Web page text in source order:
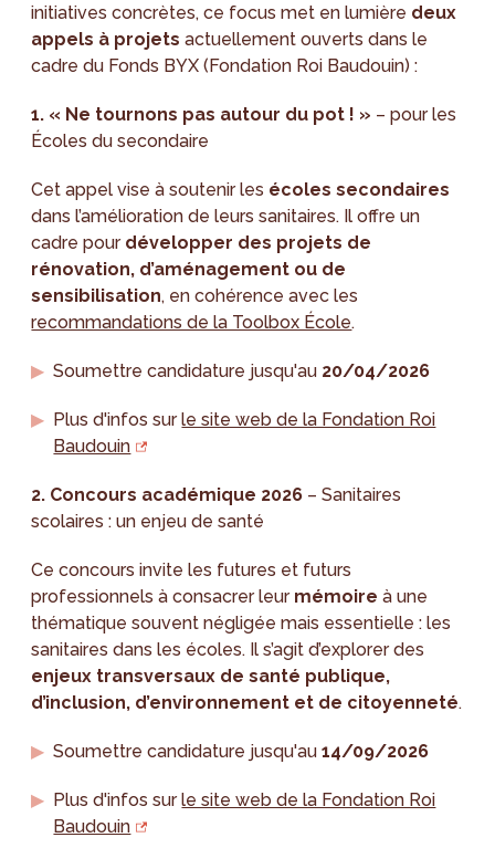
initiatives concrètes, ce focus met en lumière deux
appels à projets actuellement ouverts dans le
cadre du Fonds BYX (Fondation Roi Baudouin) :
1. « Ne tournons pas autour du pot ! » – pour les
Écoles du secondaire
Cet appel vise à soutenir les écoles secondaires
dans l’amélioration de leurs sanitaires. Il offre un
cadre pour développer des projets de
rénovation, d’aménagement ou de
sensibilisation, en cohérence avec les
recommandations de la Toolbox École.
Soumettre candidature jusqu'au 20/04/2026
Plus d'infos surle site web de la Fondation Roi
Baudouin
2. Concours académique 2026 – Sanitaires
scolaires : un enjeu de santé
Ce concours invite les futures et futurs
professionnels à consacrer leur mémoireà une
thématique souvent négligée mais essentielle : les
sanitaires dans les écoles. Il s’agit d’explorer des
enjeux transversaux de santé publique,
d’inclusion, d’environnement et de citoyenneté.
Soumettre candidature jusqu'au 14/09/2026
Plus d'infos surle site web de la Fondation Roi
Baudouin